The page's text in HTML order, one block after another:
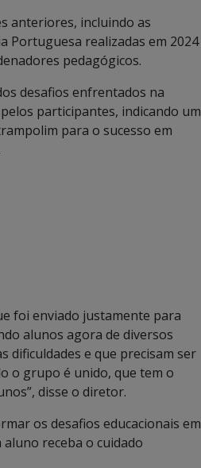
anteriores, incluindo as
Portuguesa realizadas em 2024
pedagógicos.
desafios enfrentados na
participantes, indicando um
para o sucesso em
foi enviado justamente para
alunos agora de diversos
dificuldades e que precisam ser
o grupo é unido, que tem o
disse o diretor.
os desafios educacionais em
receba o cuidado